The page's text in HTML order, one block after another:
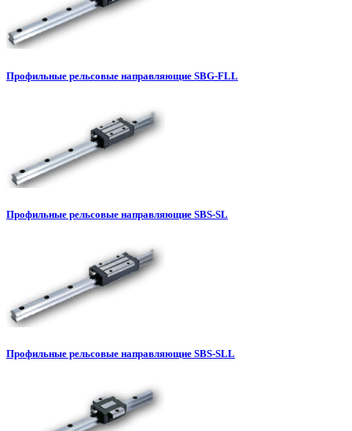
Профильные рельсовые направляющие SBG-FLL
Профильные рельсовые направляющие SBS-SL
Профильные рельсовые направляющие SBS-SLL